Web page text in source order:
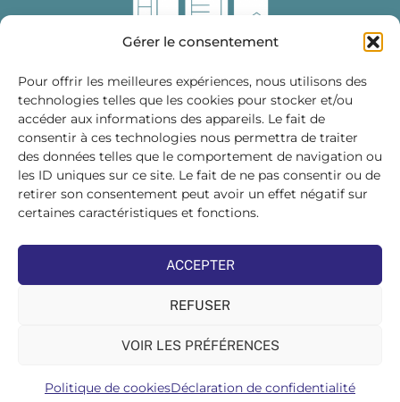
Gérer le consentement
Pour offrir les meilleures expériences, nous utilisons des
technologies telles que les cookies pour stocker et/ou
accéder aux informations des appareils. Le fait de
consentir à ces technologies nous permettra de traiter
des données telles que le comportement de navigation ou
les ID uniques sur ce site. Le fait de ne pas consentir ou de
retirer son consentement peut avoir un effet négatif sur
certaines caractéristiques et fonctions.
ACCEPTER
REFUSER
VOIR LES PRÉFÉRENCES
Politique de cookiesDéclaration de confidentialité
Fédération des Distributeurs
de Matériaux de Construction
215 bis, boulevard Saint-Germain
75007 PARIS
Tél : 01 45 48 28 44
Suivez-nous sur les réseaux sociaux :